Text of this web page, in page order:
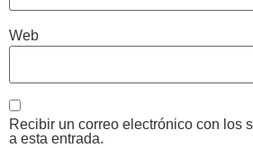
Web
Recibir un correo electrónico con los
a esta entrada.